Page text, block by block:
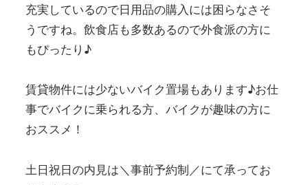
充実しているので日用品の購入には困らなさそ
うですね。飲食店も多数あるので外食派の方に
もぴったり♪
賃貸物件には少ないバイク置場もあります♪お仕
事でバイクに乗られる方、バイクが趣味の方に
おススメ！
土日祝日の内見は＼事前予約制／にて承ってお